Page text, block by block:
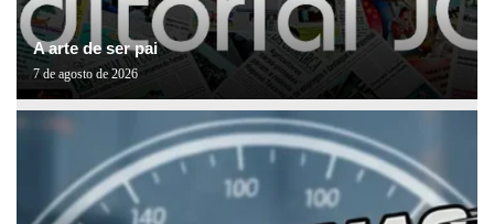
A arte de ser pai
7 de agosto de 2026